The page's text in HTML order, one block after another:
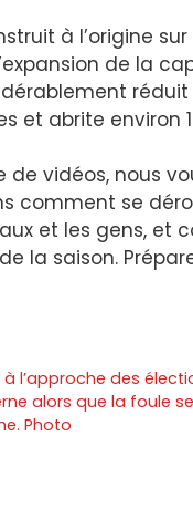
à l’origine
de la
réduit
et abrite environ
de vidéos, nous
comment se
et les gens,
la saison.
l’approche des
alors que la foule
Photo